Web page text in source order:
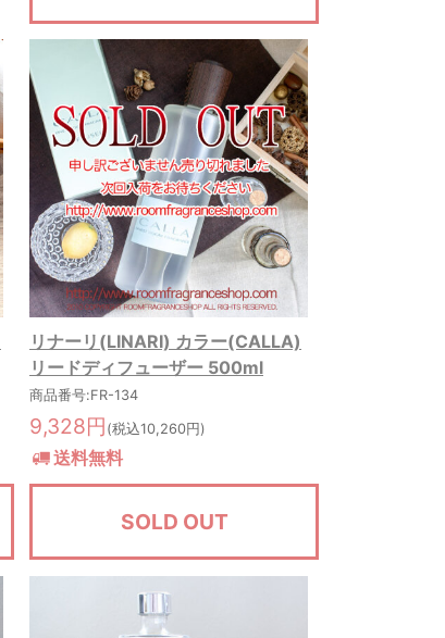
リナーリ(LINARI) カラー(CALLA)
リードディフューザー 500ml
商品番号:FR-134
9,328円 (税込10,260円)
送料無料
SOLD OUT